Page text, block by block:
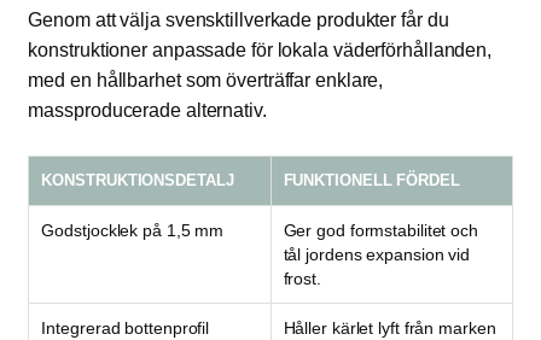
Genom att välja svensktillverkade produkter får du
konstruktioner anpassade för lokala väderförhållanden,
med en hållbarhet som överträffar enklare,
massproducerade alternativ.
KONSTRUKTIONSDETALJ FUNKTIONELL FÖRDEL
Godstjocklek på 1,5 mm
Ger god formstabilitet och
tål jordens expansion vid
frost.
Integrerad bottenprofil
Håller kärlet lyft från marken